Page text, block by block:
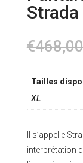
€468,00
Tailles
XL
Il s’appelle
interprétation